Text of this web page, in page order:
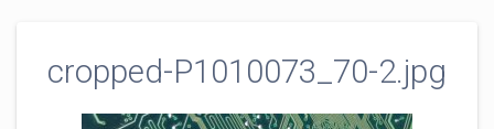
cropped-P1010073_70-2.jpg